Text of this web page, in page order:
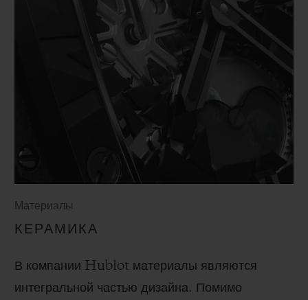
Материалы
КЕРАМИКА
В компании Hublot материалы являются
интегральной частью дизайна. Помимо